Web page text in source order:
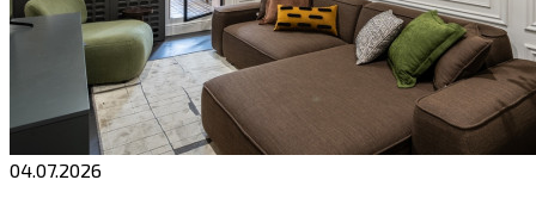
04.07.2026